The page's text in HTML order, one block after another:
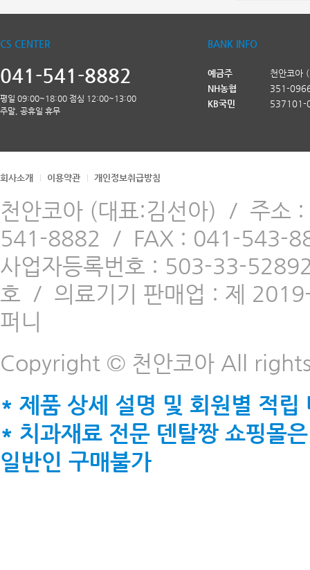
CS CENTER
041-541-8882
평일 09:00~18:00 점심 12:00~13:00
주말, 공휴일 휴무
BANK INFO
예금주
천안코아
NH농협
351-
KB국민
537101-
회사소개 이용약관 개인정보취급방침
천안코아 (대표:김선아) / 주소
541-8882 / FAX : 041-543-
사업자등록번호 : 503-33-
호 / 의료기기 판매업 : 제
퍼니
Copyright © 천안코아 All
* 제품 상세 설명 및 회원별 적
* 치과재료 전문 덴탈짱 쇼핑몰
일반인 구매불가